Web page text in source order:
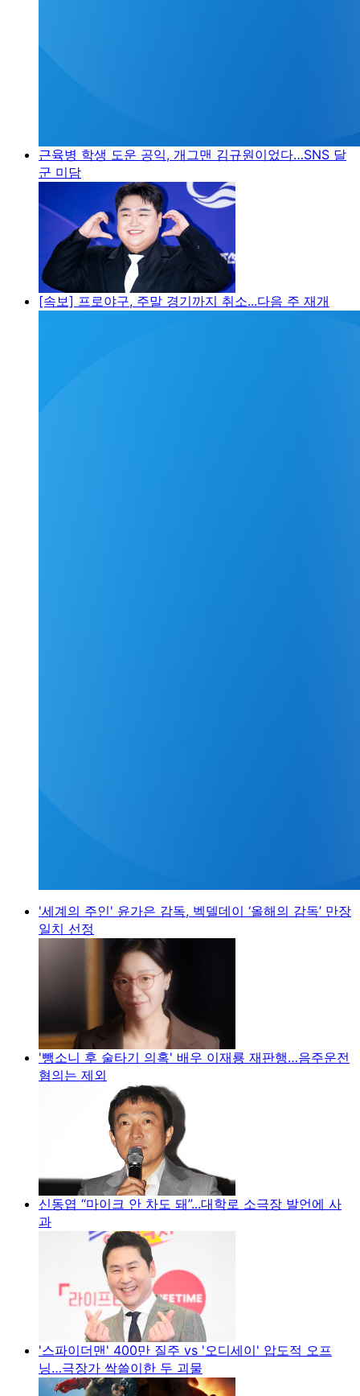
근육병 학생 도운 공익, 개그맨 김규원이었다…SNS 달
군 미담
[속보] 프로야구, 주말 경기까지 취소...다음 주 재개
'세계의 주인' 윤가은 감독, 벡델데이 ‘올해의 감독’ 만장
일치 선정
'뺑소니 후 술타기 의혹' 배우 이재룡 재판행…음주운전
혐의는 제외
신동엽 “마이크 안 차도 돼”...대학로 소극장 발언에 사
과
'스파이더맨' 400만 질주 vs '오디세이' 압도적 오프
닝…극장가 싹쓸이한 두 괴물